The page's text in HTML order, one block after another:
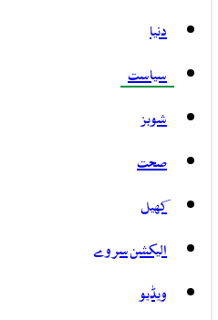
دنیا
سیاست
شوبز
صحت
کھیل
الیکشن سروے
ویڈیو